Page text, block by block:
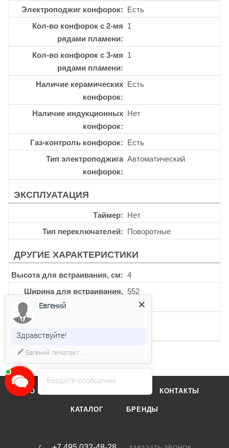
Электроподжиг конфорок
Есть
Кол-во конфорок с 2-мя
рядами пламени
1
Кол-во конфорок с 3-мя
рядами пламени
1
Наличие керамических
конфорок
Есть
Наличие индукционных
конфорок
Нет
Газ-контроль конфорок
Есть
Тип электроподжига
конфорок
Автоматический
ЭКСПЛУАТАЦИЯ
Таймер
Нет
Тип переключателей
Поворотные
ДРУГИЕ ХАРАКТЕРИСТИКИ
Высота для встраивания, см
4
Ширина для встраивания, 552
Глубина для встраивания,
О КОМПАНИИ КОНТАКТЫ
КАТАЛОГ БРЕНДЫ
Введите сообщение
Евгений
Здравствуйте!
Евгенийпечатает...